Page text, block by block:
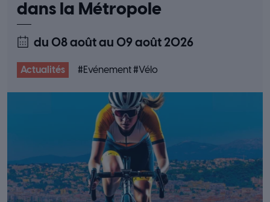
dans la Métropole
du 08 aoûtau 09 août 2026
Actualités #Evénement#Vélo